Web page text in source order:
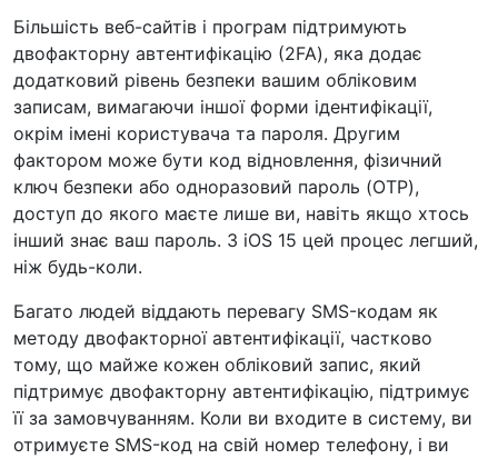
Більшість веб-сайтів і програм підтримують
двофакторну автентифікацію (2FA), яка додає
додатковий рівень безпеки вашим обліковим
записам, вимагаючи іншої форми ідентифікації,
окрім імені користувача та пароля. Другим
фактором може бути код відновлення, фізичний
ключ безпеки або одноразовий пароль (OTP),
доступ до якого маєте лише ви, навіть якщо хтось
інший знає ваш пароль. З iOS 15 цей процес легший,
ніж будь-коли.
Багато людей віддають перевагу SMS-кодам як
методу двофакторної автентифікації, частково
тому, що майже кожен обліковий запис, який
підтримує двофакторну автентифікацію, підтримує
її за замовчуванням. Коли ви входите в систему, ви
отримуєте SMS-код на свій номер телефону, і ви